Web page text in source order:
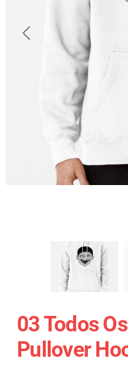
03 Todos
Pullover